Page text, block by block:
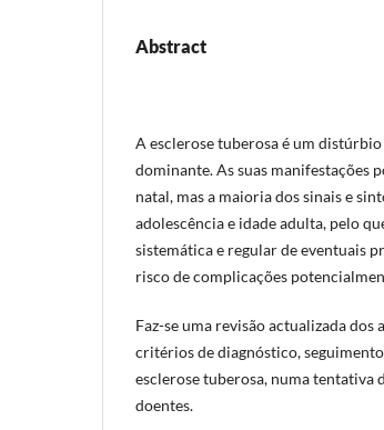
Abstract
A esclerose tuberosa é um
dominante. As suas manifestações
natal, mas a maioria dos sinais e
adolescência e idade adulta, pelo
sistemática e regular de eventuais
risco de complicações
Faz-se uma revisão actualizada
critérios de diagnóstico,
esclerose tuberosa, numa tentativa
doentes.